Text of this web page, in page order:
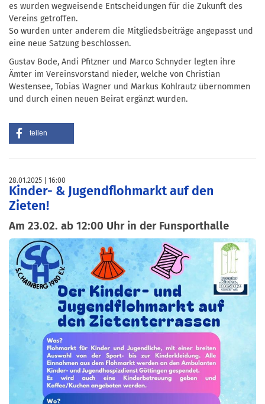
es wurden wegweisende Entscheidungen für die Zukunft des
Vereins getroffen.
So wurden unter anderem die Mitgliedsbeiträge angepasst und
eine neue Satzung beschlossen.
Gustav Bode, Andi Pfitzner und Marco Schnyder legten ihre
Ämter im Vereinsvorstand nieder, welche von Christian
Westensee, Tobias Wagner und Markus Kohlrautz übernommen
und durch einen neuen Beirat ergänzt wurden.
teilen
28.01.2025 16:00
Kinder- & Jugendflohmarkt auf den
Zieten!
Am 23.02. ab 12:00 Uhr in der Funsporthalle